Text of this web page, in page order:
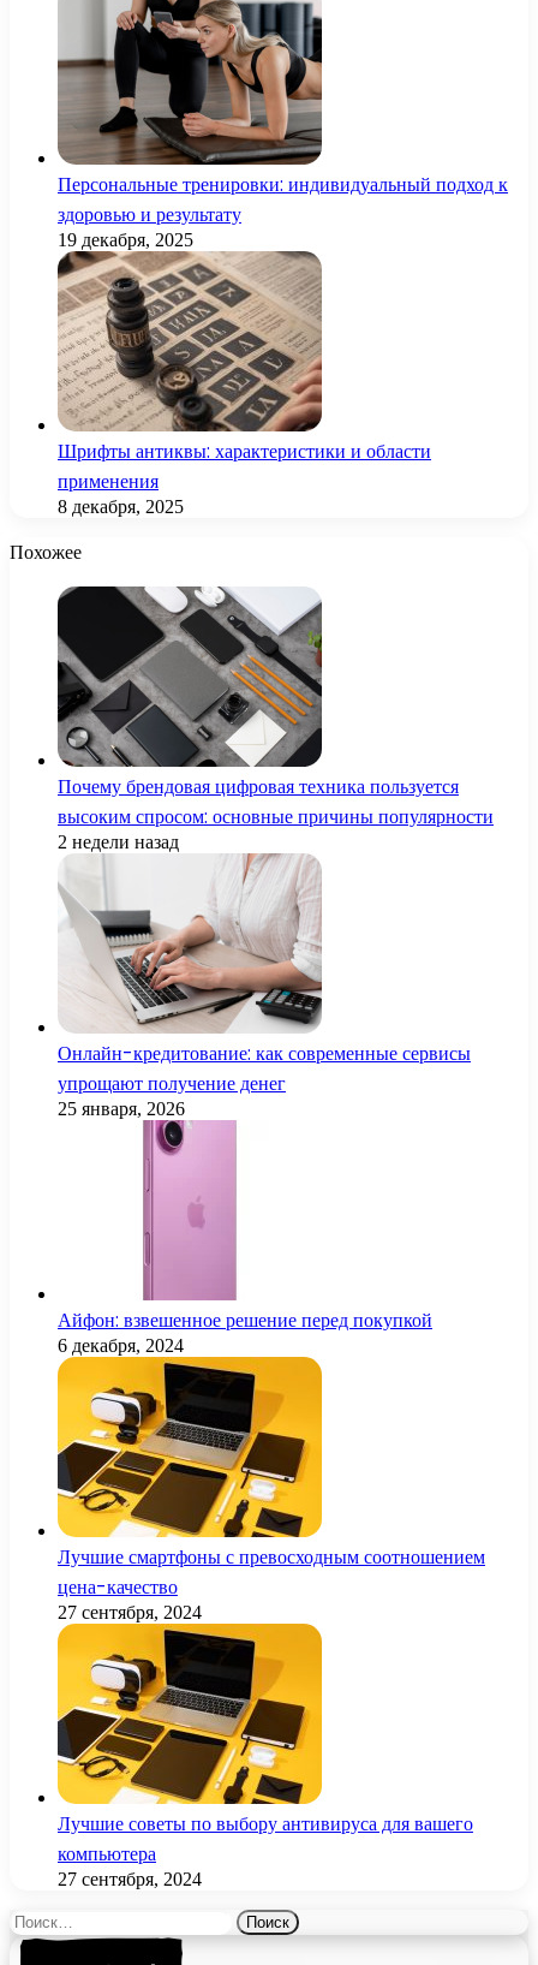
Персональные тренировки: индивидуальный подход к
здоровью и результату
19 декабря, 2025
Шрифты антиквы: характеристики и области
применения
8 декабря, 2025
Похожее
Почему брендовая цифровая техника пользуется
высоким спросом: основные причины популярности
2 недели назад
Онлайн-кредитование: как современные сервисы
упрощают получение денег
25 января, 2026
Айфон: взвешенное решение перед покупкой
6 декабря, 2024
Лучшие смартфоны с превосходным соотношением
цена-качество
27 сентября, 2024
Лучшие советы по выбору антивируса для вашего
компьютера
27 сентября, 2024
Найти: